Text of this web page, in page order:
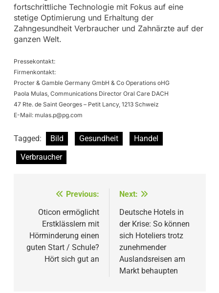
fortschrittliche Technologie mit Fokus auf eine
stetige Optimierung und Erhaltung der
Zahngesundheit Verbraucher und Zahnärzte auf der
ganzen Welt.
Pressekontakt:
Firmenkontakt:
Procter & Gamble Germany GmbH & Co Operations oHG
Paola Mulas, Communications Director Oral Care DACH
47 Rte. de Saint Georges – Petit Lancy, 1213 Schweiz
E-Mail: mulas.p@pg.com
Tagged: Bild Gesundheit
Handel
Verbraucher
Beitragsnavigation
Previous:
Oticon ermöglicht
Erstklässlern mit
Hörminderung einen
guten Start / Schule?
Hört sich gut an
Next:
Deutsche Hotels in
der Krise: So können
sich Hoteliers trotz
zunehmender
Auslandsreisen am
Markt behaupten